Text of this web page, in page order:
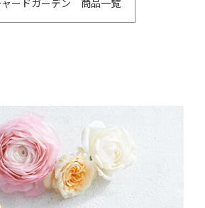
ャードガーデン 商品一覧